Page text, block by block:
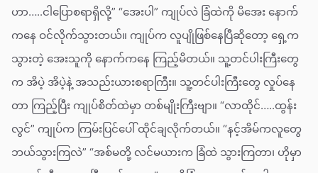
ဟာ…..ငါပြောစရာရှိလို့” “အေးပါ” ကျုပ်လဲ ခြံထဲကို မိအေး နောက်
ကနေ ဝင်လိုက်သွားတယ်။ ကျုပ်က လူပျိုဖြစ်နေပြီဆိုတော့ ရှေ့က
သွားတဲ့ အေးသူကို နောက်ကနေ ကြည့်မိတယ်။ သူ့တင်ပါးကြီးတွေ
က အိပဲ့ အိပဲ့နဲ့ အသည်းယားစရာကြီး။ သူ့တင်ပါးကြီးတွေ လှုပ်နေ
တာ ကြည့်ပြီး ကျုပ်စိတ်ထဲမှာ တစ်မျိုးကြီးဗျာ။ “လာထိုင်…..ထွန်း
လွင်” ကျုပ်က ကြမ်းပြင်ပေါ် ထိုင်ချလိုက်တယ်။ “နင့်အိမ်ကလူတွေ
ဘယ်သွားကြလဲ” “အစ်မတို့ လင်မယားက ခြံထဲ သွားကြတာ၊ ဟိုမှာ